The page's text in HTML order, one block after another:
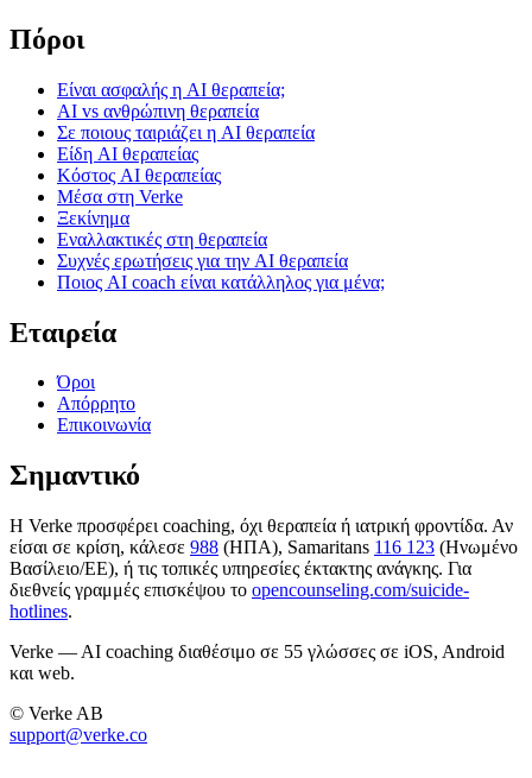
Πόροι
Είναι ασφαλής η AI θεραπεία;
AI vs ανθρώπινη θεραπεία
Σε ποιους ταιριάζει η AI θεραπεία
Είδη AI θεραπείας
Κόστος AI θεραπείας
Μέσα στη Verke
Ξεκίνημα
Εναλλακτικές στη θεραπεία
Συχνές ερωτήσεις για την AI θεραπεία
Ποιος AI coach είναι κατάλληλος για μένα;
Εταιρεία
Όροι
Απόρρητο
Επικοινωνία
Σημαντικό
Η Verke προσφέρει coaching, όχι θεραπεία ή ιατρική φροντίδα. Αν
είσαι σε κρίση, κάλεσε 988 (ΗΠΑ), Samaritans 116 123 (Ηνωμένο
Βασίλειο/ΕΕ), ή τις τοπικές υπηρεσίες έκτακτης ανάγκης. Για
διεθνείς γραμμές επισκέψου το opencounseling.com/suicide-
hotlines.
Verke — AI coaching διαθέσιμο σε 55 γλώσσες σε iOS, Android
και web.
© Verke AB
support@verke.co